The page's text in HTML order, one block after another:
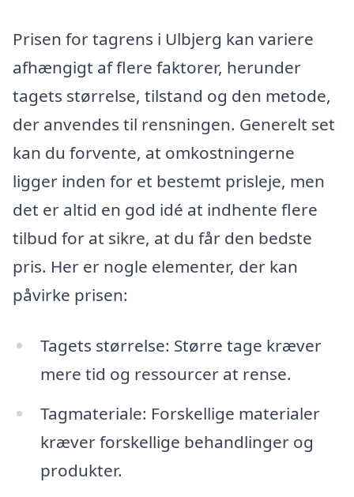
Prisen for tagrens i Ulbjerg kan variere
afhængigt af flere faktorer, herunder
tagets størrelse, tilstand og den metode,
der anvendes til rensningen. Generelt set
kan du forvente, at omkostningerne
ligger inden for et bestemt prisleje, men
det er altid en god idé at indhente flere
tilbud for at sikre, at du får den bedste
pris. Her er nogle elementer, der kan
påvirke prisen:
Tagets størrelse: Større tage kræver
mere tid og ressourcer at rense.
Tagmateriale: Forskellige materialer
kræver forskellige behandlinger og
produkter.